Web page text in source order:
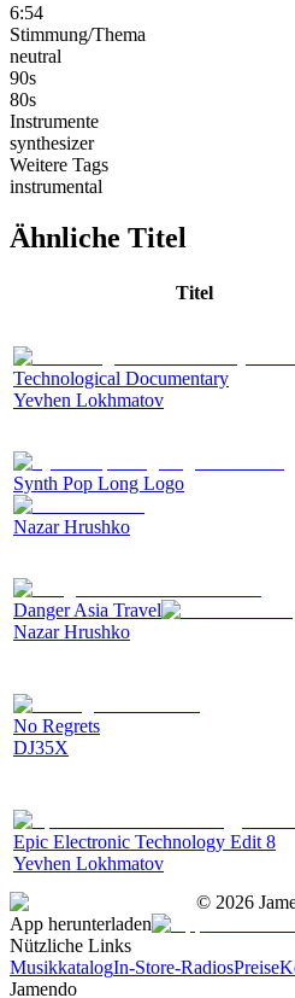
6:54
Stimmung/Thema
neutral
90s
80s
Instrumente
synthesizer
Weitere Tags
instrumental
Ähnliche Titel
Titel
Technological Documentary
Yevhen Lokhmatov
Synth Pop Long Logo
Nazar Hrushko
Danger Asia Travel
Nazar Hrushko
No Regrets
DJ35X
Epic Electronic Technology Edit 8
Yevhen Lokhmatov
© 2026
App herunterladen
Nützliche Links
MusikkatalogIn-Store-RadiosPreise
Jamendo